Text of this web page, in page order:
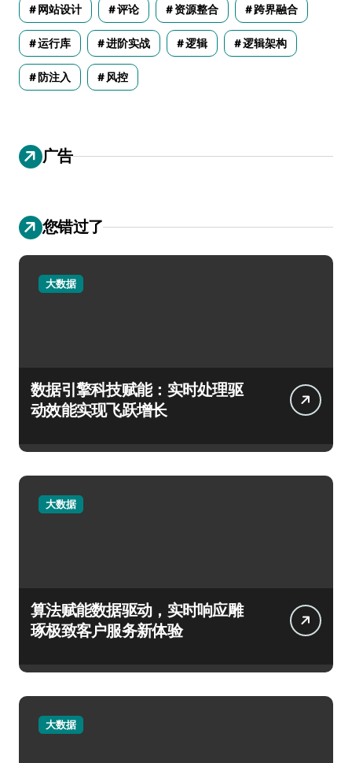
网站设计 评论 资源整合 跨界融合
运行库 进阶实战 逻辑 逻辑架构
防注入 风控
广告
您错过了
大数据
数据引擎科技赋能：实时处理驱
动效能实现飞跃增长
大数据
算法赋能数据驱动，实时响应雕
琢极致客户服务新体验
大数据